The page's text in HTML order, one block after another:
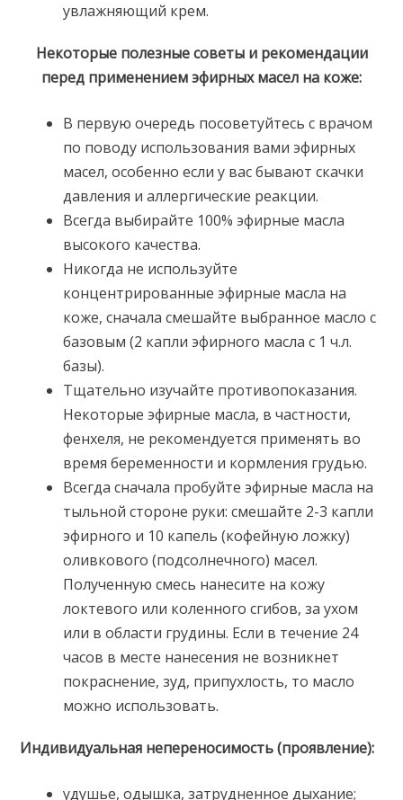
увлажняющий крем.
Некоторые полезные советы и рекомендации
перед применением эфирных масел на коже:
В первую очередь посоветуйтесь с врачом
по поводу использования вами эфирных
масел, особенно если у вас бывают скачки
давления и аллергические реакции.
Всегда выбирайте 100% эфирные масла
высокого качества.
Никогда не используйте
концентрированные эфирные масла на
коже, сначала смешайте выбранное масло с
базовым (2 капли эфирного масла с 1 ч.л.
базы).
Тщательно изучайте противопоказания.
Некоторые эфирные масла, в частности,
фенхеля, не рекомендуется применять во
время беременности и кормления грудью.
Всегда сначала пробуйте эфирные масла на
тыльной стороне руки: смешайте 2-3 капли
эфирного и 10 капель (кофейную ложку)
оливкового (подсолнечного) масел.
Полученную смесь нанесите на кожу
локтевого или коленного сгибов, за ухом
или в области грудины. Если в течение 24
часов в месте нанесения не возникнет
покраснение, зуд, припухлость, то масло
можно использовать.
Индивидуальная непереносимость (проявление):
удушье, одышка, затрудненное дыхание;